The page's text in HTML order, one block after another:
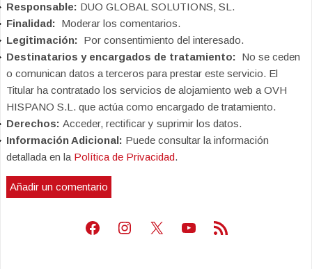
Responsable: DUO GLOBAL SOLUTIONS, SL.
Finalidad: Moderar los comentarios.
Legitimación: Por consentimiento del interesado.
Destinatarios y encargados de tratamiento: No se ceden
o comunican datos a terceros para prestar este servicio. El
Titular ha contratado los servicios de alojamiento web a OVH
HISPANO S.L. que actúa como encargado de tratamiento.
Derechos: Acceder, rectificar y suprimir los datos.
Información Adicional: Puede consultar la información
detallada en la Política de Privacidad.
Facebook
Instagram
X Youtube
Feed RSS